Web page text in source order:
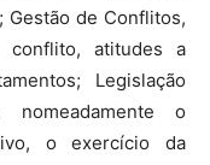
de Conflitos,
conflito, atitudes a
Legislação
nomeadamente o
o exercício da